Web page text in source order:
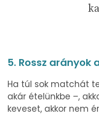
5. Rossz arányok
Ha túl sok matchát
akár ételünkbe –,
keveset, akkor nem